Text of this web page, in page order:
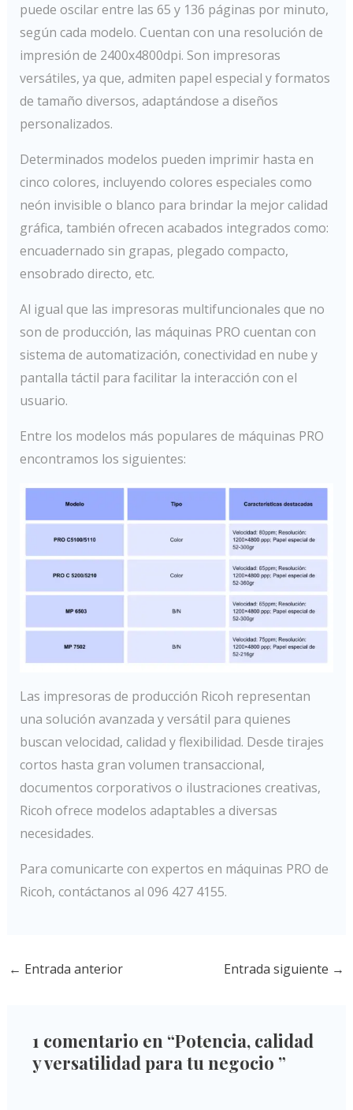
puede oscilar entre las 65 y 136 páginas por minuto,
según cada modelo. Cuentan con una resolución de
impresión de 2400x4800dpi. Son impresoras
versátiles, ya que, admiten papel especial y formatos
de tamaño diversos, adaptándose a diseños
personalizados.
Determinados modelos pueden imprimir hasta en
cinco colores, incluyendo colores especiales como
neón invisible o blanco para brindar la mejor calidad
gráfica, también ofrecen acabados integrados como:
encuadernado sin grapas, plegado compacto,
ensobrado directo, etc.
Al igual que las impresoras multifuncionales que no
son de producción, las máquinas PRO cuentan con
sistema de automatización, conectividad en nube y
pantalla táctil para facilitar la interacción con el
usuario.
Entre los modelos más populares de máquinas PRO
encontramos los siguientes:
Las impresoras de producción Ricoh representan
una solución avanzada y versátil para quienes
buscan velocidad, calidad y flexibilidad. Desde tirajes
cortos hasta gran volumen transaccional,
documentos corporativos o ilustraciones creativas,
Ricoh ofrece modelos adaptables a diversas
necesidades.
Para comunicarte con expertos en máquinas PRO de
Ricoh, contáctanos al 096 427 4155.
← Entrada anterior Entrada siguiente →
1 comentario en “Potencia, calidad
y versatilidad para tu negocio ”